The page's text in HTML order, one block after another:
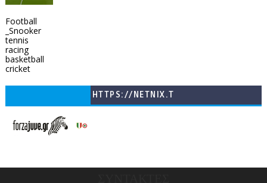
Football
_Snooker
tennis
racing
basketball
cricket
HTTPS://NETNIX.T